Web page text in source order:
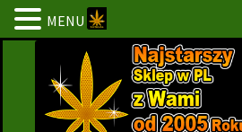
nawigacji
treści
MENU